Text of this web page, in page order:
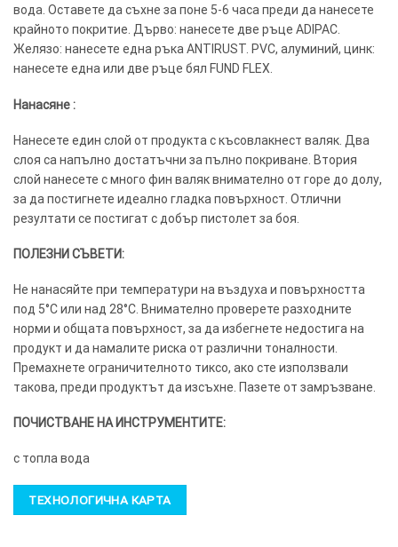
вода. Оставете да съхне за поне 5-6 часа преди да нанесете
крайното покритие. Дърво: нанесете две ръце ADIPAC.
Желязо: нанесете една ръка ANTIRUST. PVC, алуминий, цинк:
нанесете една или две ръце бял FUND FLEX.
Нанасяне :
Нанесете един слой от продукта с късовлакнест валяк. Два
слоя са напълно достатъчни за пълно покриване. Втория
слой нанесете с много фин валяк внимателно от горе до долу,
за да постигнете идеално гладка повърхност. Отлични
резултати се постигат с добър пистолет за боя.
ПОЛЕЗНИ СЪВЕТИ:
Не нанасяйте при температури на въздуха и повърхността
под 5°C или над 28°C. Внимателно проверете разходните
норми и общата повърхност, за да избегнете недостига на
продукт и да намалите риска от различни тоналности.
Премахнете ограничителното тиксо, ако сте използвали
такова, преди продуктът да изсъхне. Пазете от замръзване.
ПОЧИСТВАНЕ НА ИНСТРУМЕНТИТЕ:
с топла вода
ТЕХНОЛОГИЧНА КАРТА